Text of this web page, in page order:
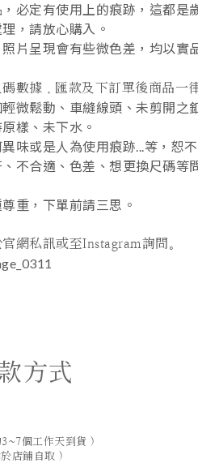
必定有使用上的痕跡，這都
，請放心購入。
片呈現會有些微色差，均以實
數據，匯款及下訂單後商品一
微鬆動、車縫線頭、未剪開
樣、未下水。
味或是人為使用痕跡...等，恕
不合適、色差、想更換尺碼等
重，下單前請三思。
網私訊或至Instagram詢問。
方式
個工作天到貨 )
店鋪自取 )